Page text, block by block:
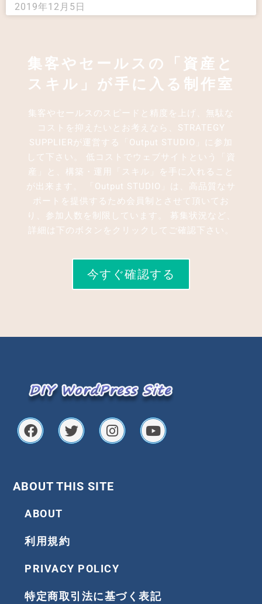
2019年12月5日
集客やセールスの「資産と
スキル」が手に入る制作室
集客やセールスのスピードと精度を上げ、無駄な
コストを抑えたいとお考えなら、STRATEGY
SUPPLIERが運営する「Output STUDIO」に参加
して下さい。 低コストでウェブサイトという「資
産」と、構築・運用「スキル」を手に入れること
が出来ます。 「Output STUDIO」は、高品質なサ
ポートを提供するため会員制とさせて頂いてお
り、参加人数を制限しています。 募集状況など、
詳細は下のボタンをクリックしてご確認下さい。
今すぐ確認する
a
c
o
o
k
w
i
e
r
n
s
g
r
o
u
ABOUT THIS SITE
ABOUT
利用規約
PRIVACY POLICY
特定商取引法に基づく表記